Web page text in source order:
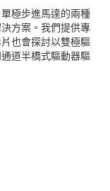
極步進馬達的兩種
方案。我們提供專
也會探討以雙極驅
道半橋式驅動器驅